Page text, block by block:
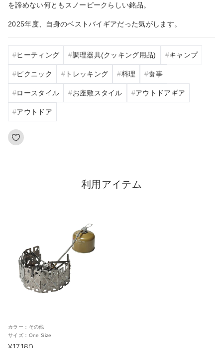
を諦めない何ともスノーピークらしい銘品。
2025年度、自身のベストバイギアだった気がします。
ヒーティング 調理器具(クッキング用品) キャンプ
ピクニック トレッキング 料理 食事
ロースタイル お座敷スタイル アウトドアギア
アウトドア
利用アイテム
カラー： その他
サイズ： One Size